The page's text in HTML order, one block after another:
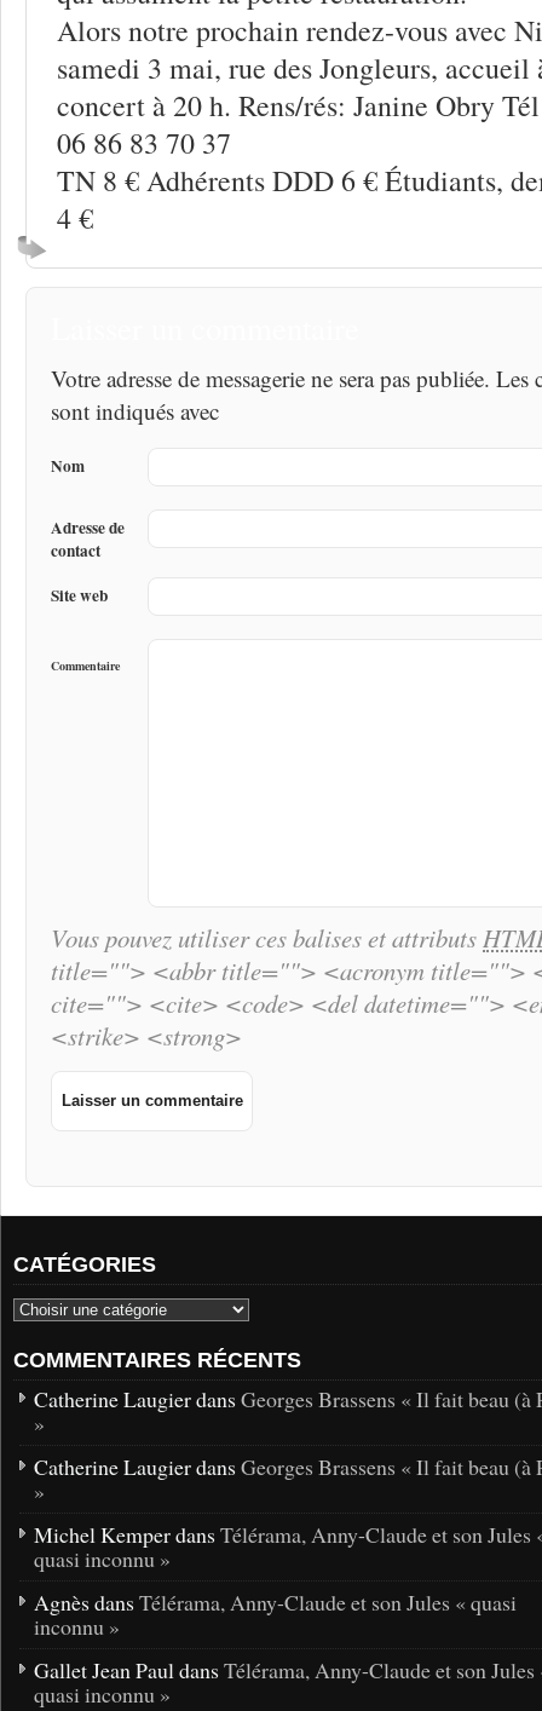
Alors notre prochain rendez-vous avec
samedi 3 mai, rue des Jongleurs,
concert à 20 h. Rens/rés: Janine Obry
06 86 83 70 37
TN 8 € Adhérents DDD 6 € Étudiants,
4 €
Votre adresse de messagerie ne sera pas publiée.
sont indiqués avec
Nom
Adresse de
contact
Site web
Commentaire
Vous pouvez utiliser ces balises et attributs
title=""> <abbr title=""> <acronym title="">
cite=""> <cite> <code> <del datetime="">
<strike> <strong>
CATÉGORIES
COMMENTAIRES RÉCENTS
Catherine Laugier dans Georges Brassens « Il fait beau (à
»
Catherine Laugier dans Georges Brassens « Il fait beau (à
»
Michel Kemper dans Télérama, Anny-Claude et son Jules
quasi inconnu »
Agnès dans Télérama, Anny-Claude et son Jules « quasi
inconnu »
Gallet Jean Paul dans Télérama, Anny-Claude et son Jules
quasi inconnu »